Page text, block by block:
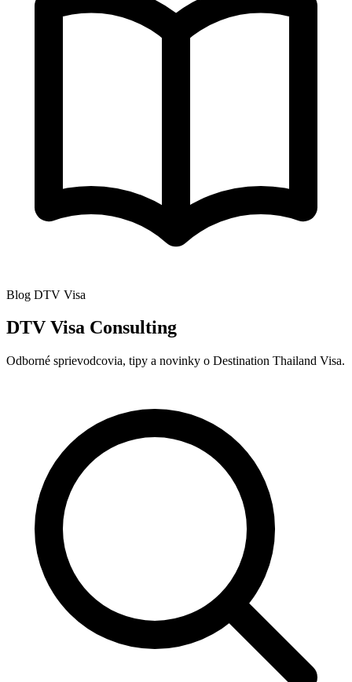
Blog DTV Visa
DTV Visa Consulting
Odborné sprievodcovia, tipy a novinky o Destination Thailand Visa.